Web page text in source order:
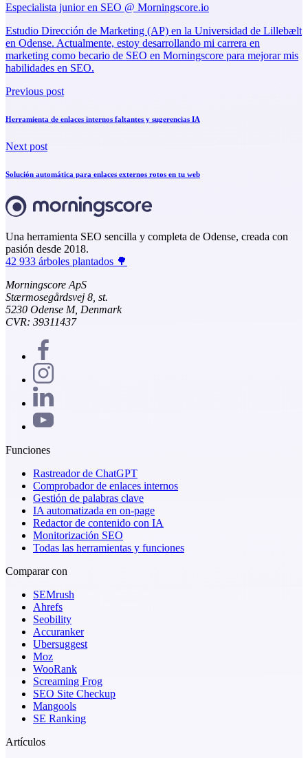
Especialista junior en SEO @ Morningscore.io
Estudio Dirección de Marketing (AP) en la Universidad de Lillebælt
en Odense. Actualmente, estoy desarrollando mi carrera en
marketing como becario de SEO en Morningscore para mejorar mis
habilidades en SEO.
Previous post
Herramienta de enlaces internos faltantes y sugerencias IA
Next post
Solución automática para enlaces externos rotos en tu web
Una herramienta SEO sencilla y completa de Odense, creada con
pasión desde 2018.
42 933 árboles plantados 🌳
Morningscore ApS
Stærmosegårdsvej 8, st.
5230 Odense M, Denmark
CVR: 39311437
Funciones
Rastreador de ChatGPT
Comprobador de enlaces internos
Gestión de palabras clave
IA automatizada en on-page
Redactor de contenido con IA
Monitorización SEO
Todas las herramientas y funciones
Comparar con
SEMrush
Ahrefs
Seobility
Accuranker
Ubersuggest
Moz
WooRank
Screaming Frog
SEO Site Checkup
Mangools
SE Ranking
Artículos